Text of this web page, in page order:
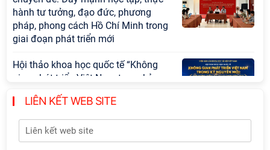
hành tư tưởng, đạo đức, phương
pháp, phong cách Hồ Chí Minh trong
giai đoạn phát triển mới
Hội thảo khoa học quốc tế “Không
gian phát triển Việt Nam trong kỷ
nguyên mới: Định hướng chiến lược
và lựa chọn chính sách” sẽ diễn ra
vào thứ ba, ngày 28/7/2026
Tọa đàm Giao lưu chuyên đề về
LIÊN KẾT WEB SITE